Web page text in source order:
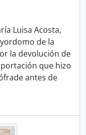
Luisa Acosta,
de la
la devolución de
que hizo
antes de